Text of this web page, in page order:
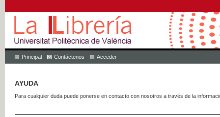
Principal Contáctenos Acceder
AYUDA
Para cualquier duda puede ponerse en contacto con nosotros a través de la